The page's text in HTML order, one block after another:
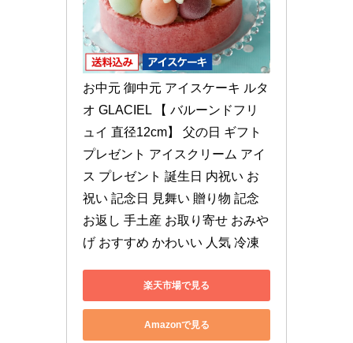
お中元 御中元 アイスケーキ ルタ
オ GLACIEL 【 バルーンドフリ
ュイ 直径12cm】 父の日 ギフト
プレゼント アイスクリーム アイ
ス プレゼント 誕生日 内祝い お
祝い 記念日 見舞い 贈り物 記念
お返し 手土産 お取り寄せ おみや
げ おすすめ かわいい 人気 冷凍
楽天市場で見る
Amazonで見る